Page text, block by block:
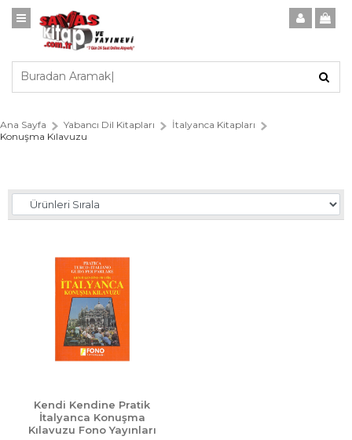
Ana Sayfa Yabancı Dil Kitapları
İtalyanca Kitapları
Konuşma Kılavuzu
Kendi Kendine Pratik
İtalyanca Konuşma
Kılavuzu Fono Yayınları